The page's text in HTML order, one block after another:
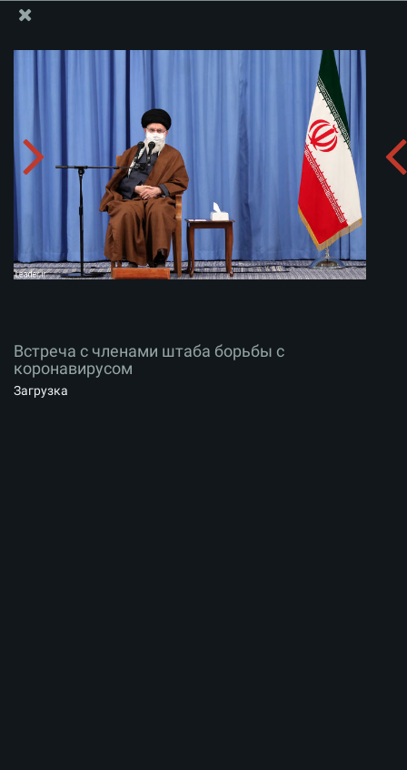
Встреча с членами штаба борьбы с коронавирусом
Скачать альбом: zip
Встреча с членами штаба борьбы с
коронавирусом
Загрузка